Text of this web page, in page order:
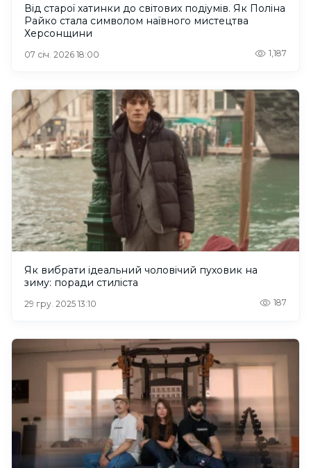
Від старої хатинки до світових подіумів. Як Поліна
Райко стала символом наївного мистецтва
Херсонщини
07 січ. 2026 18:00 1,187
Як вибрати ідеальний чоловічий пуховик на
зиму: поради стиліста
29 гру. 2025 13:10 187